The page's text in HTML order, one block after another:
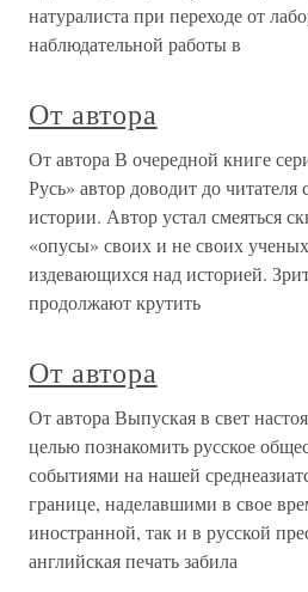
натуралиста при переходе от
наблюдательной работы в
От автора
От автора В очередной книге
Русь» автор доводит до читателя
истории. Автор устал смеяться
«опусы» своих и не своих
издевающихся над историей.
продолжают крутить
От автора
От автора Выпуская в свет
целью познакомить русское
событиями на нашей
границе, наделавшими в свое
иностранной, так и в русской
английская печать забила